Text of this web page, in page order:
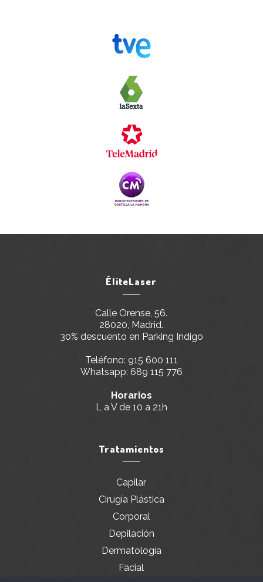
ÉliteLaser
Calle Orense, 56.
28020, Madrid.
30% descuento en Parking Indigo
Teléfono: 915 600 111
Whatsapp: 689 115 776
Horarios
L a V de 10 a 21h
Tratamientos
Capilar
Cirugía Plástica
Corporal
Depilación
Dermatología
Facial